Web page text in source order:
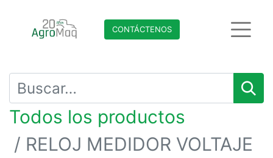
CONTÁCTENO​​​​S
Todos los productos
RELOJ MEDIDOR VOLTAJE